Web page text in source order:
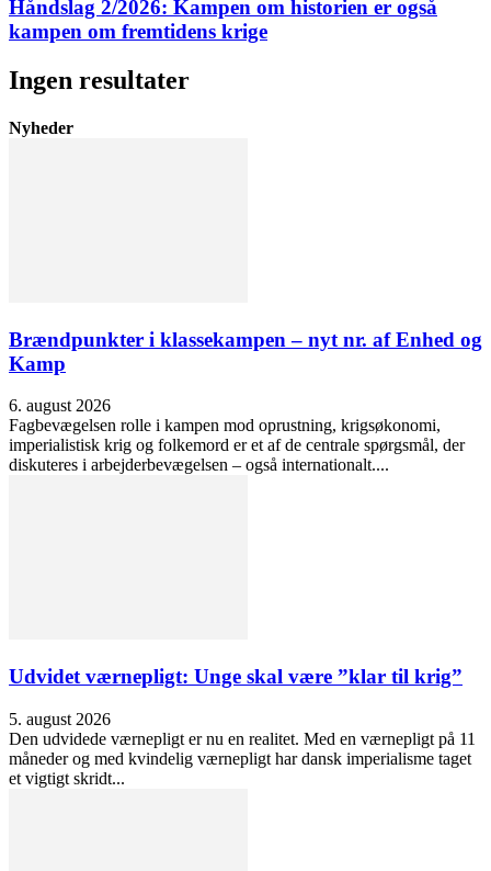
Håndslag 2/2026: Kampen om historien er også
kampen om fremtidens krige
Ingen resultater
Nyheder
Brændpunkter i klassekampen – nyt nr. af Enhed og
Kamp
6. august 2026
Fagbevægelsen rolle i kampen mod oprustning, krigsøkonomi,
imperialistisk krig og folkemord er et af de centrale spørgsmål, der
diskuteres i arbejderbevægelsen – også internationalt....
Udvidet værnepligt: Unge skal være ”klar til krig”
5. august 2026
Den udvidede værnepligt er nu en realitet. Med en værnepligt på 11
måneder og med kvindelig værnepligt har dansk imperialisme taget
et vigtigt skridt...